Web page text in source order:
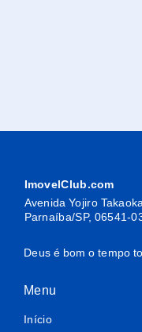
ImovelClub.com
Avenida Yojiro
Parnaíba/SP, 06541-
Deus é bom o tempo
Menu
Início